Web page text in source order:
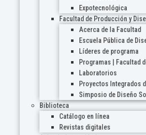
Expotecnológica
Facultad de Producción y
Acerca de la Facultad
Escuela Pública de
Líderes de programa
Programas | Facultad
Laboratorios
Proyectos Integrados
Simposio de Diseño
Biblioteca
Catálogo en línea
Revistas digitales